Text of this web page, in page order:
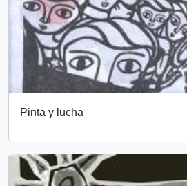
Pinta y lucha